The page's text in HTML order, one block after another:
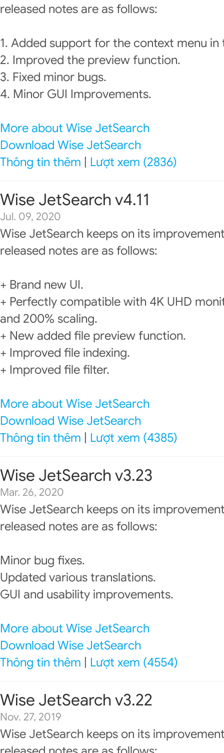
released notes are as follows:
1. Added support for the context menu
2. Improved the preview function.
3. Fixed minor bugs.
4. Minor GUI Improvements.
More about Wise JetSearch
Download Wise JetSearch
Thông tin thêm
Lượt xem (2836)
Wise JetSearch v4.11
Jul. 09, 2020
Wise JetSearch keeps on its
released notes are as follows:
+ Brand new UI.
+ Perfectly compatible with 4K UHD
and 200% scaling.
+ New added file preview function.
+ Improved file indexing.
+ Improved file filter.
More about Wise JetSearch
Download Wise JetSearch
Thông tin thêm
Lượt xem (4385)
Wise JetSearch v3.23
Mar. 26, 2020
Wise JetSearch keeps on its
released notes are as follows:
Minor bug fixes.
Updated various translations.
GUI and usability improvements.
More about Wise JetSearch
Download Wise JetSearch
Thông tin thêm
Lượt xem (4554)
Wise JetSearch v3.22
Nov. 27, 2019
Wise JetSearch keeps on its